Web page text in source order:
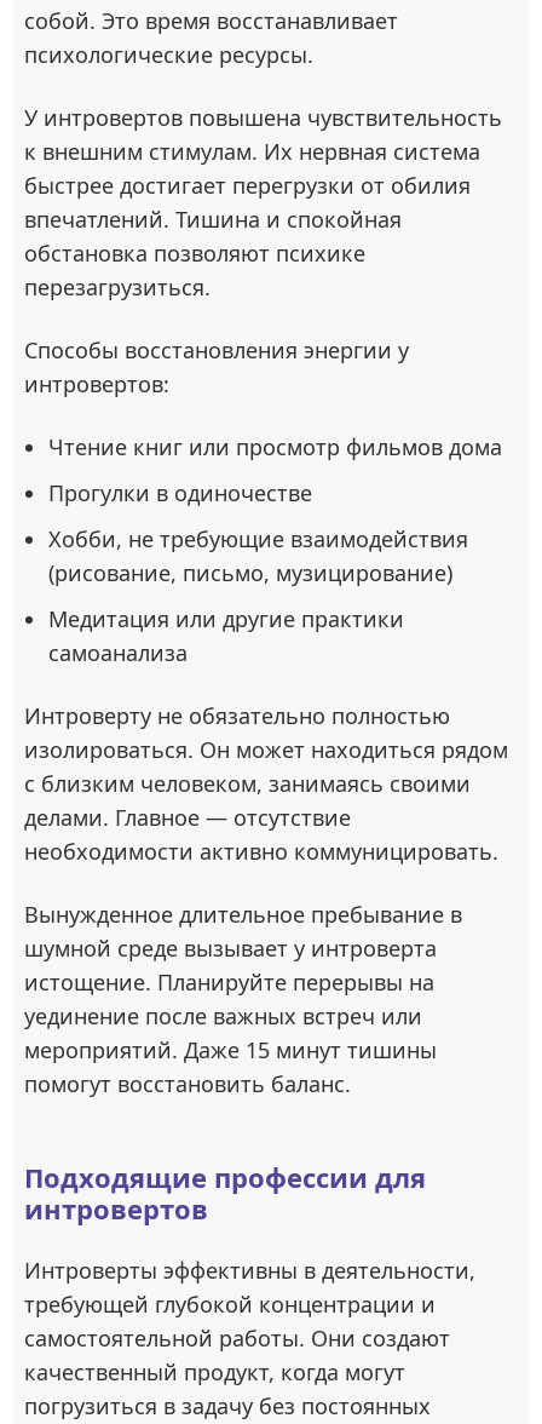
собой. Это время восстанавливает
психологические ресурсы.
У интровертов повышена чувствительность
к внешним стимулам. Их нервная система
быстрее достигает перегрузки от обилия
впечатлений. Тишина и спокойная
обстановка позволяют психике
перезагрузиться.
Способы восстановления энергии у
интровертов:
Чтение книг или просмотр фильмов дома
Прогулки в одиночестве
Хобби, не требующие взаимодействия
(рисование, письмо, музицирование)
Медитация или другие практики
самоанализа
Интроверту не обязательно полностью
изолироваться. Он может находиться рядом
с близким человеком, занимаясь своими
делами. Главное — отсутствие
необходимости активно коммуницировать.
Вынужденное длительное пребывание в
шумной среде вызывает у интроверта
истощение. Планируйте перерывы на
уединение после важных встреч или
мероприятий. Даже 15 минут тишины
помогут восстановить баланс.
Подходящие профессии для
интровертов
Интроверты эффективны в деятельности,
требующей глубокой концентрации и
самостоятельной работы. Они создают
качественный продукт, когда могут
погрузиться в задачу без постоянных